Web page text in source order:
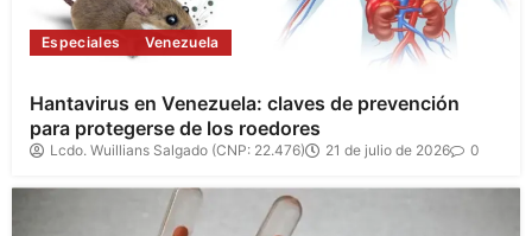
Especiales Venezuela
Hantavirus en Venezuela: claves de prevención
para protegerse de los roedores
Lcdo. Wuillians Salgado (CNP: 22.476) 21 de julio de 2026 0